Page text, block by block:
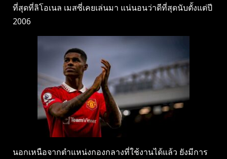
ที่สุดที่ลิโอเนล เมสซี่เคยเล่นมา แน่นอนว่าดีที่สุดนับตั้งแต่ปี
2006
นอกเหนือจากตำแหน่งกองกลางที่ใช้งานได้แล้ว ยังมีการ